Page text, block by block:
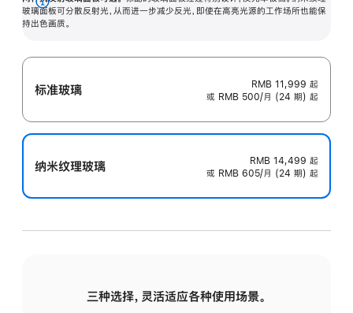
玻璃面板可分散反射光，从而进一步减少反光，即使在高亮光源的工作场所也能保
持出色画质。
展
开
标准玻璃 RMB 11,999 起
或 RMB 500/月 (24 期) 起
纳米纹理玻璃 RMB 14,499 起
或 RMB 605/月 (24 期) 起
三种选择，灵活适应各种使用场景。